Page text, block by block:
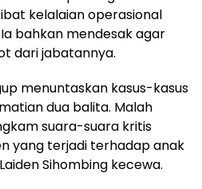
kelalaian operasional
bahkan mendesak agar
dari jabatannya.
menuntaskan kasus-kasus
dua balita. Malah
suara-suara kritis
yang terjadi terhadap anak
Sihombing kecewa.